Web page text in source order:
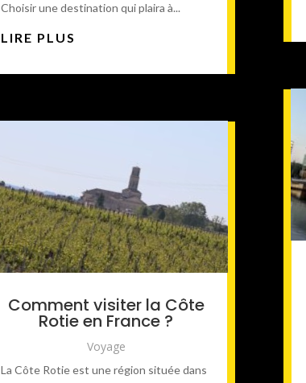
Choisir une destination qui plaira à...
LIRE PLUS
Comment visiter la Côte
Rotie en France ?
Voyage
La Côte Rotie est une région située dans